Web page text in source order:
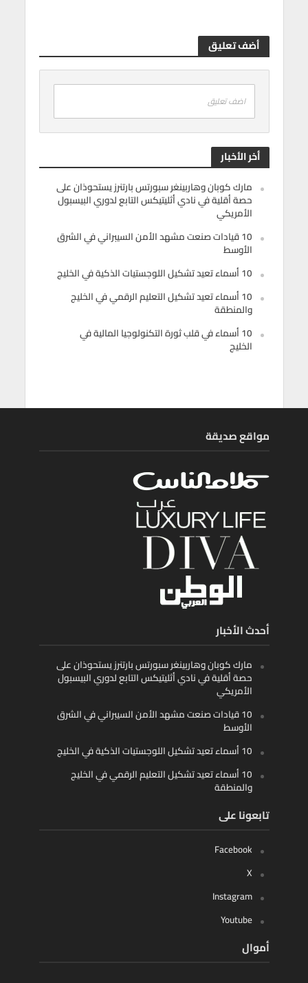
أضف تعليق
اضف تعليق
أخر الأخبار
مارك كوبان وهاربينغر سبورتس بارتنرز يستحوذان على
حصة أقلية في نادي أثليتيكس التابع لدوري البيسبول
الأمريكي
10 قيادات صنعت مشهد الأمن السيبراني في الشرق
الأوسط
10 أسماء تعيد تشكيل اللوجستيات الذكية في الخليج
10 أسماء تعيد تشكيل التعليم الرقمي في الخليج
والمنطقة
10 أسماء في قلب ثورة التكنولوجيا المالية في
الخليج
مواقع صديقة
أحدث الأخبار
مارك كوبان وهاربينغر سبورتس بارتنرز يستحوذان على
حصة أقلية في نادي أثليتيكس التابع لدوري البيسبول
الأمريكي
10 قيادات صنعت مشهد الأمن السيبراني في الشرق
الأوسط
10 أسماء تعيد تشكيل اللوجستيات الذكية في الخليج
10 أسماء تعيد تشكيل التعليم الرقمي في الخليج
والمنطقة
تابعونا على
Facebook
X
Instagram
Youtube
أموال